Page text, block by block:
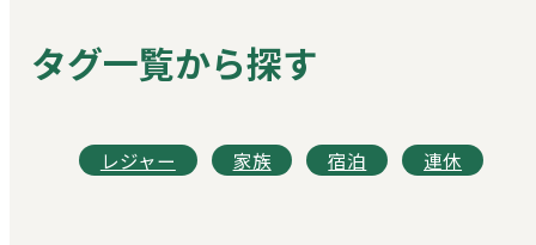
タグ一覧から探す
レジャー 家族 宿泊 連休